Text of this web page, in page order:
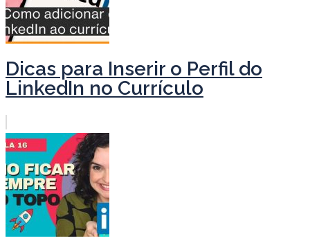
Dicas para Inserir o Perfil do
LinkedIn no Currículo